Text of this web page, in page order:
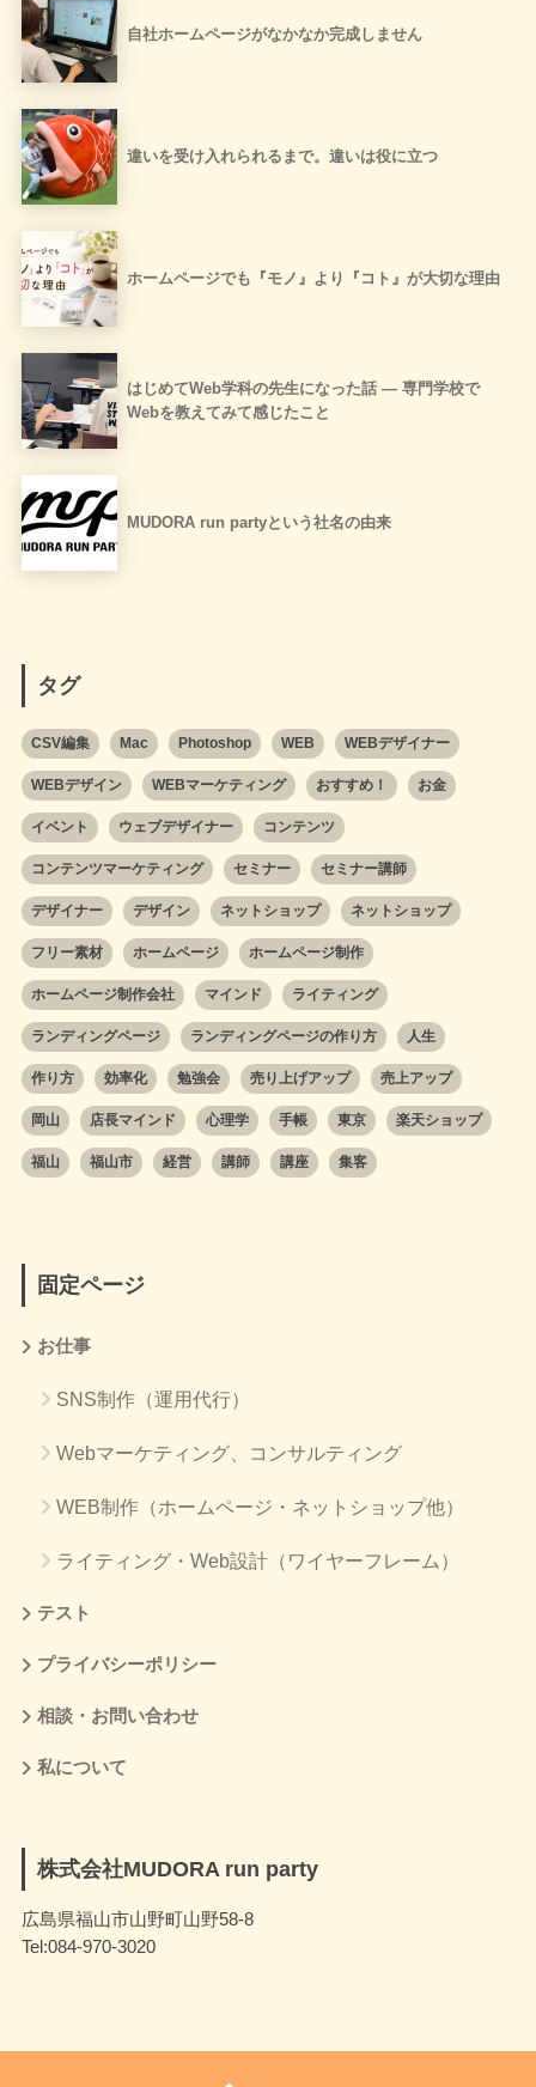
自社ホームページがなかなか完成しません
違いを受け入れられるまで。違いは役に立つ
ホームページでも『モノ』より『コト』が大切な理由
はじめてWeb学科の先生になった話 ― 専門学校で
Webを教えてみて感じたこと
MUDORA run partyという社名の由来
タグ
CSV編集 Mac Photoshop WEB WEBデザイナー
WEBデザイン WEBマーケティング おすすめ！ お金
イベント ウェブデザイナー コンテンツ
コンテンツマーケティング セミナー セミナー講師
デザイナー デザイン ネットショップ ネットショップ
フリー素材 ホームページ ホームページ制作
ホームページ制作会社 マインド ライティング
ランディングページ ランディングページの作り方 人生
作り方 効率化 勉強会 売り上げアップ 売上アップ
岡山 店長マインド 心理学 手帳 東京 楽天ショップ
福山 福山市 経営 講師 講座 集客
固定ページ
お仕事
SNS制作（運用代行）
Webマーケティング、コンサルティング
WEB制作（ホームページ・ネットショップ他）
ライティング・Web設計（ワイヤーフレーム）
テスト
プライバシーポリシー
相談・お問い合わせ
私について
株式会社MUDORA run party
広島県福山市山野町山野58-8
Tel:084-970-3020